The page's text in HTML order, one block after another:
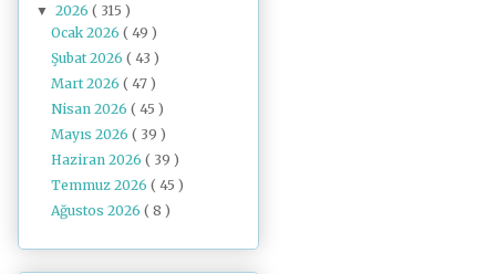
▼ 2026 ( 315 )
Ocak 2026( 49 )
Şubat 2026( 43 )
Mart 2026( 47 )
Nisan 2026( 45 )
Mayıs 2026( 39 )
Haziran 2026( 39 )
Temmuz 2026( 45 )
Ağustos 2026( 8 )